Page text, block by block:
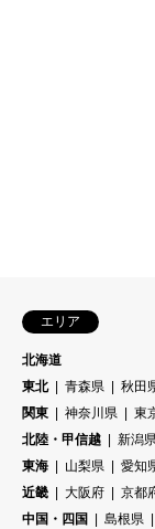
エリア
北海道
東北
青森県 秋田
関東
神奈川県 東
北陸・甲信越
新潟
東海
山梨県 愛知
近畿
大阪府 京都
中国・四国
島根県